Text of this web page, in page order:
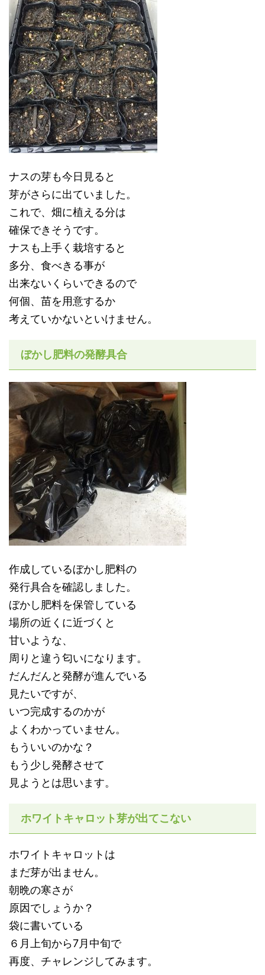
ナスの芽も今日見ると
芽がさらに出ていました。
これで、畑に植える分は
確保できそうです。
ナスも上手く栽培すると
多分、食べきる事が
出来ないくらいできるので
何個、苗を用意するか
考えていかないといけません。
ぼかし肥料の発酵具合
作成しているぼかし肥料の
発行具合を確認しました。
ぼかし肥料を保管している
場所の近くに近づくと
甘いような、
周りと違う匂いになります。
だんだんと発酵が進んでいる
見たいですが、
いつ完成するのかが
よくわかっていません。
もういいのかな？
もう少し発酵させて
見ようとは思います。
ホワイトキャロット芽が出てこない
ホワイトキャロットは
まだ芽が出ません。
朝晩の寒さが
原因でしょうか？
袋に書いている
６月上旬から7月中旬で
再度、チャレンジしてみます。